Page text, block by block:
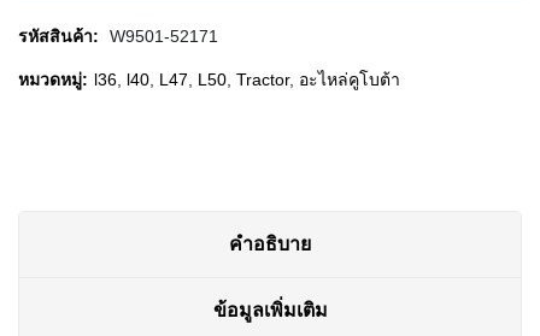
รหัสสินค้า: W9501-52171
หมวดหมู่: l36 l40 L47 L50 Tractor, อะไหล่คูโบต้า
คำอธิบาย
ข้อมูลเพิ่มเติม